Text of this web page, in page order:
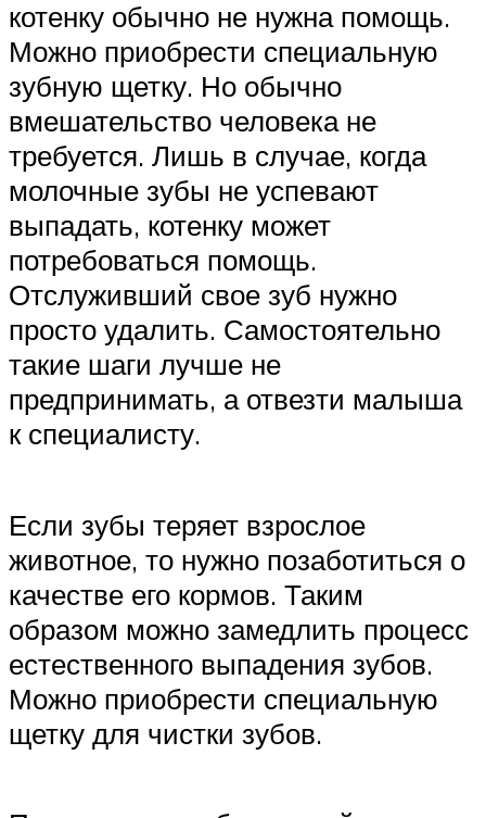
котенку обычно не нужна помощь.
Можно приобрести специальную
зубную щетку. Но обычно
вмешательство человека не
требуется. Лишь в случае, когда
молочные зубы не успевают
выпадать, котенку может
потребоваться помощь.
Отслуживший свое зуб нужно
просто удалить. Самостоятельно
такие шаги лучше не
предпринимать, а отвезти малыша
к специалисту.
Если зубы теряет взрослое
животное, то нужно позаботиться о
качестве его кормов. Таким
образом можно замедлить процесс
естественного выпадения зубов.
Можно приобрести специальную
щетку для чистки зубов.